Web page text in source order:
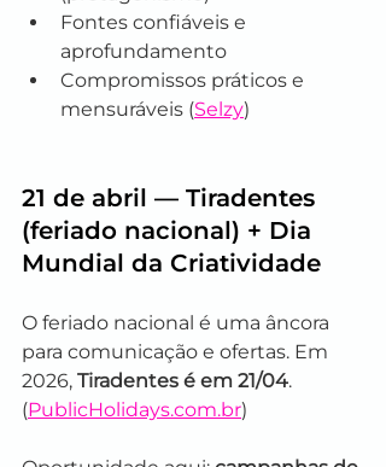
Fontes confiáveis e
aprofundamento
Compromissos práticos e
mensuráveis (Selzy)
21 de abril — Tiradentes
(feriado nacional) + Dia
Mundial da Criatividade
O feriado nacional é uma âncora
para comunicação e ofertas. Em
2026, Tiradentes é em 21/04.
(PublicHolidays.com.br)